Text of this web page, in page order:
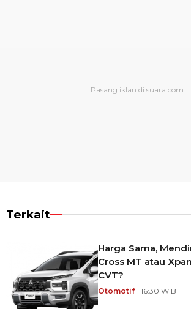
Terkait
Harga Sama,
Cross MT atau
CVT?
Otomotif | 16:30 WIB